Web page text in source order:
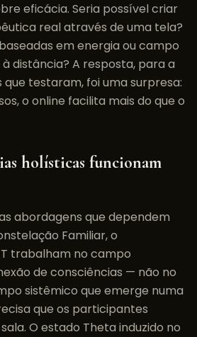
eficácia. Seria possível criar
real através de uma tela?
em energia ou campo
distância? A resposta, para a
testaram, foi uma surpresa:
o online facilita mais do que o
holísticas funcionam
abordagens que dependem
Familiar, o
trabalham no campo
de consciências — não no
sistêmico que emerge numa
que os participantes
O estado Theta induzido no